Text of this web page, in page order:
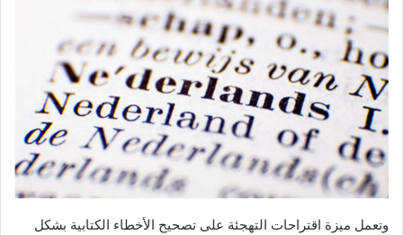
وتعمل ميزة اقتراحات التهجئة على تصحيح الأخطاء الكتابية بشكل